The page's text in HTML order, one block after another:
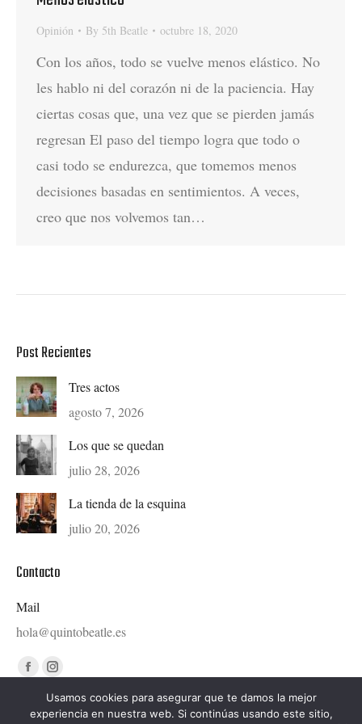
Opinión By 5th Beatle octubre 18, 2020
Con los años, todo se vuelve menos elástico. No
les hablo ni del corazón ni de la paciencia. Hay
ciertas cosas que, una vez que se pierden jamás
regresan El paso del tiempo logra que todo o
casi todo se endurezca, que tomemos menos
decisiones basadas en sentimientos. A veces,
creo que nos volvemos tan…
Post Recientes
Tres actos
agosto 7, 2026
Los que se quedan
julio 28, 2026
La tienda de la esquina
julio 20, 2026
Contacto
Mail
hola@quintobeatle.es
Find us on:
Facebook
page
opens
Instagram
page
opens
Usamos cookies para asegurar que te damos la mejor
experiencia en nuestra web. Si continúas usando este sitio,